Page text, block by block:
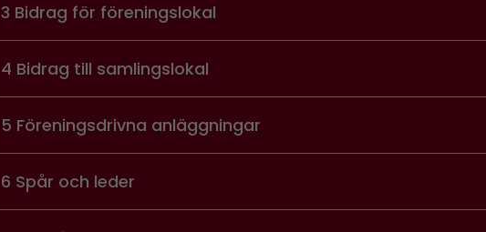
3 Bidrag för föreningslokal
4 Bidrag till samlingslokal
5 Föreningsdrivna anläggningar
6 Spår och leder